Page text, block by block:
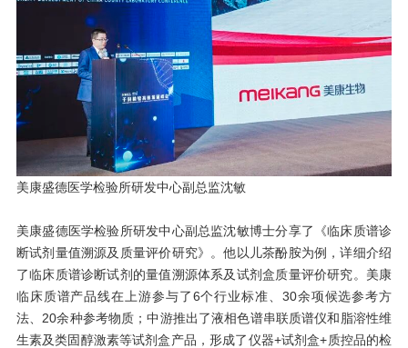
美康盛德医学检验所研发中心副总监沈敏
美康盛德医学检验所研发中心副总监沈敏博士分享了《临床质谱诊
断试剂量值溯源及质量评价研究》。他以儿茶酚胺为例，详细介绍
了临床质谱诊断试剂的量值溯源体系及试剂盒质量评价研究。美康
临床质谱产品线在上游参与了6个行业标准、30余项候选参考方
法、20余种参考物质；中游推出了液相色谱串联质谱仪和脂溶性维
生素及类固醇激素等试剂盒产品，形成了仪器+试剂盒+质控品的检